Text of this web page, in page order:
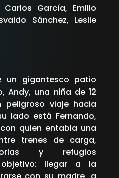
Carlos García, Emilio
Sánchez, Leslie
un gigantesco patio
Andy, una niña de 12
peligroso viaje hacia
lado está Fernando,
quien entabla una
trenes de carga,
y refugios
objetivo: llegar a la